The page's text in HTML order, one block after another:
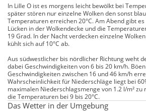
In Lille O ist es morgens leicht bewölkt bei
später stören nur einzelne Wolken den sonst
Temperaturen erreichen 20°C. Am Abend gibt
Lücken in der Wolkendecke und die
19 Grad. In der Nacht verdecken einzelne
kühlt sich auf 10°C ab.
Aus südwestlicher bis nördlicher Richtung weht
dabei Geschwindigkeiten von 6 bis 20 km/h.
Geschwindigkeiten zwischen 16 und 46 km/h
Wahrscheinlichkeit für Niederschläge liegt bei
maximalen Niederschlagsmenge von 1.2 l/m² zu
die Temperaturen bei 9 bis 20°C.
Das Wetter in der Umgebung